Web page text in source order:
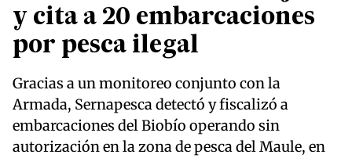
y cita a 20 embarcaciones
por pesca ilegal
Gracias a un monitoreo conjunto con la
Armada, Sernapesca detectó y fiscalizó a
embarcaciones del Biobío operando sin
autorización en la zona de pesca del Maule, en